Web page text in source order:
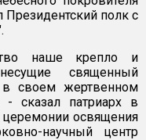
Президентский полк с
наше крепло и
священный
в своем жертвенном
сказал патриарх в
освящения
научный центр